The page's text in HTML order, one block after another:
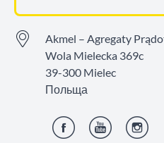
Akmel – Agregaty
Wola Mielecka 369c
39-300 Mielec
Польща